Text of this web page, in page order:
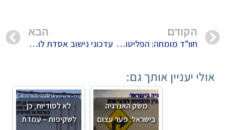
הקודם
חוו"ד מומחה: הפליטות מהאסדה המשיכו ואף התגברו ביום 1.1.2020, לאחר הסיום המוצהר של הנישוב הראשון
הבא
עדכוני נישוב אסדת לוויתן 6.1.2020
אולי יעניין אותך גם:
לא לסודיות, כן
לשקיפות – עמדת
משק האנרגיה
בישראל: פער עצום